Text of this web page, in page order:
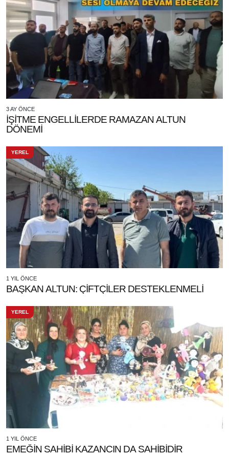
3 AY ÖNCE
İŞİTME ENGELLİLERDE RAMAZAN ALTUN
DÖNEMİ
YEREL
1 YIL ÖNCE
BAŞKAN ALTUN: ÇİFTÇİLER DESTEKLENMELİ
YEREL
1 YIL ÖNCE
EMEĞİN SAHİBİ KAZANCIN DA SAHİBİDİR